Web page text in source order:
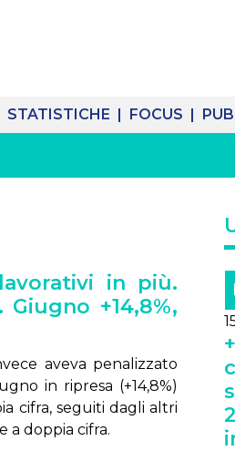
STATISTICHE | FOCUS |
in più.
+14,8%,
aveva penalizzato
in ripresa (+14,8%)
cifra, seguiti dagli altri
a doppia cifra.